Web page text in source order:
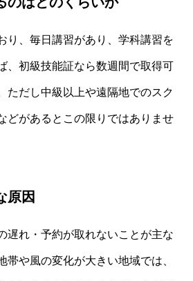
り、毎日講習があり、学科講習を
、初級技能証なら数週間で取得可
ただし中級以上や遠隔地でのスク
どがあるとこの限りではありませ
原因
遅れ・予約が取れないことが主な
帯や風の変化が大きい地域では、